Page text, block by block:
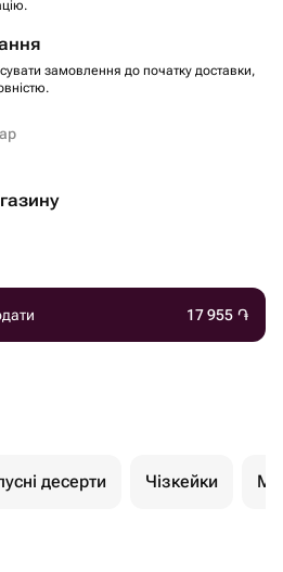
замовлення до початку доставки,
17 955 ֏
десерти Чізкейки